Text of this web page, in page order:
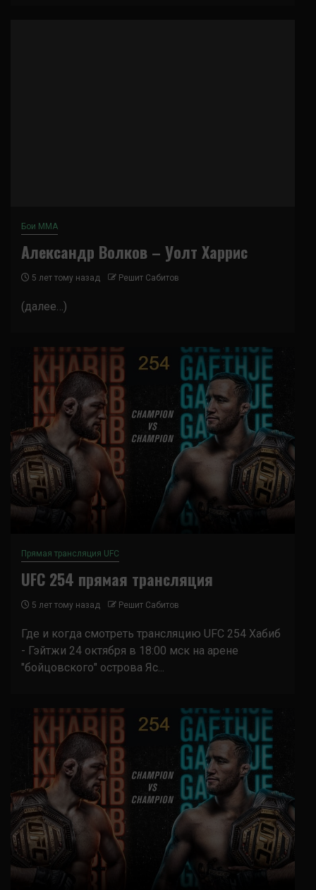
Бои ММА
Александр Волков – Уолт Харрис
5 лет тому назад Решит Сабитов
(далее…)
Прямая трансляция UFC
UFC 254 прямая трансляция
5 лет тому назад Решит Сабитов
Где и когда смотреть трансляцию UFC 254 Хабиб
- Гэйтжи 24 октября в 18:00 мск на арене
"бойцовского" острова Яс...